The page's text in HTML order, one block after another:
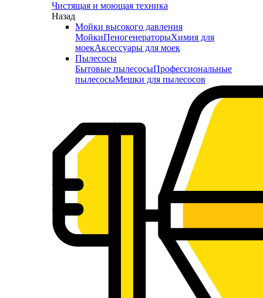
Чистящая и моющая техника
Назад
Мойки высокого давления
МойкиПеногенераторыХимия для
моекАксессуары для моек
Пылесосы
Бытовые пылесосыПрофессиональные
пылесосыМешки для пылесосов